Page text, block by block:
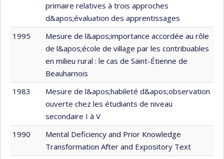
primaire relatives à trois approches
d&apos;évaluation des apprentissages
1995
Mesure de l&apos;importance accordée au rôle
de l&apos;école de village par les contribuables
en milieu rural : le cas de Saint-Étienne de
Beauharnois
1983
Mesure de l&apos;habileté d&apos;observation
ouverte chez les étudiants de niveau
secondaire I à V
1990
Mental Deficiency and Prior Knowledge
Transformation After and Expository Text